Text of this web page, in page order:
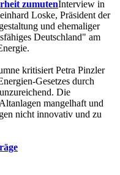
zumutenInterview in
Loske, Präsident der
und ehemaliger
Deutschland" am
kritisiert Petra Pinzler
Gesetzes durch
Die
mangelhaft und
nicht innovativ und zu